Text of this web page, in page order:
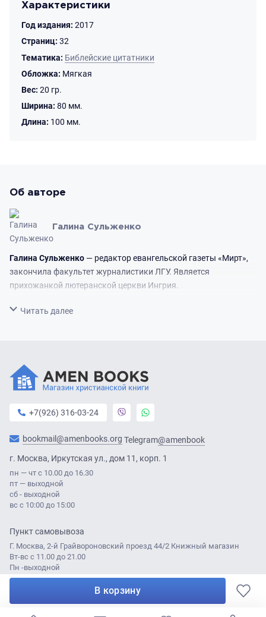
В корзину
Характеристики
Год издания: 2017
Страниц: 32
Тематика: Библейские цитатники
Обложка: Мягкая
Вес: 20 гр.
Ширина: 80 мм.
Длина: 100 мм.
Об авторе
Галина Сульженко
Галина Сульженко — редактор евангельской газеты «Мирт»,
закончила факультет журналистики ЛГУ. Является
прихожанкой лютеранской церкви Ингрия.
Свернуть
Читать далее
+7(926) 316-03-24
bookmail@amenbooks.org Telegram@amenbook
г. Москва, Иркутская ул., дом 11, корп. 1
пн — чт с 10.00 до 16.30
пт — выходной
сб - выходной
вс с 10:00 до 15:00
Пункт самовывоза
Г. Москва, 2-й Грайвороновский проезд 44/2 Книжный магазин
Вт-вс с 11.00 до 21.00
Пн -выходной
Разработка сайта: Лабаротория ДА